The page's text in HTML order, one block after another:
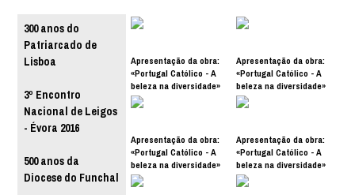
300 anos do
Patriarcado de
Lisboa
3º Encontro
Nacional de Leigos
- Évora 2016
500 anos da
Diocese do Funchal
Apresentação da obra:
«Portugal Católico - A
beleza na diversidade»
Apresentação da obra:
«Portugal Católico - A
beleza na diversidade»
Apresentação da obra:
«Portugal Católico - A
beleza na diversidade»
Apresentação da obra:
«Portugal Católico - A
beleza na diversidade»